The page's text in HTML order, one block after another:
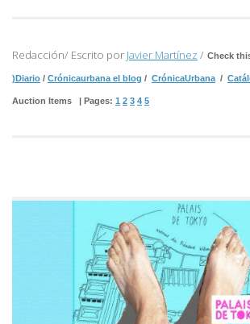
Redacción/ Escrito por Javier Martínez / Check
)Diario / Crónicaurbana el blog / CrónicaUrbana /
Auction Items | Pages: 1 2 3 4 5